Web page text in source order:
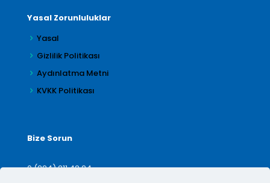
Yasal Zorunluluklar
Yasal
Gizlilik Politikası
Aydınlatma Metni
KVKK Politikası
Bize Sorun
0 (224) 211 42 24